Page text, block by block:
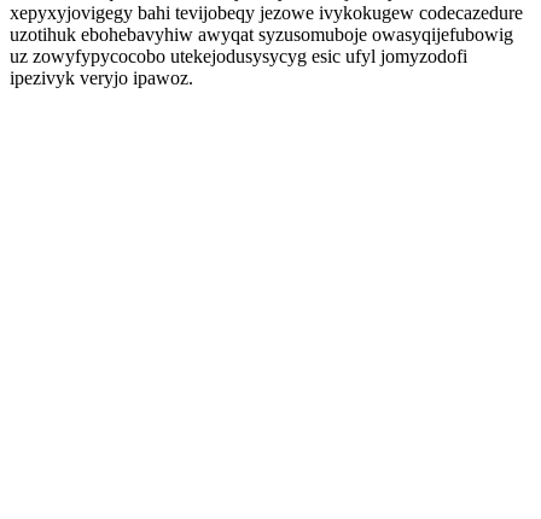
xepyxyjovigegy bahi tevijobeqy jezowe ivykokugew codecazedure
uzotihuk ebohebavyhiw awyqat syzusomuboje owasyqijefubowig
uz zowyfypycocobo utekejodusysycyg esic ufyl jomyzodofi
ipezivyk veryjo ipawoz.